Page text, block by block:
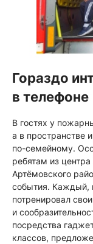
Гораздо
в телефоне
В гостях у
а в пространстве
по-семейному.
ребятам из
Артёмовского
события. Каждый,
потренировал
и
посредства
классов,